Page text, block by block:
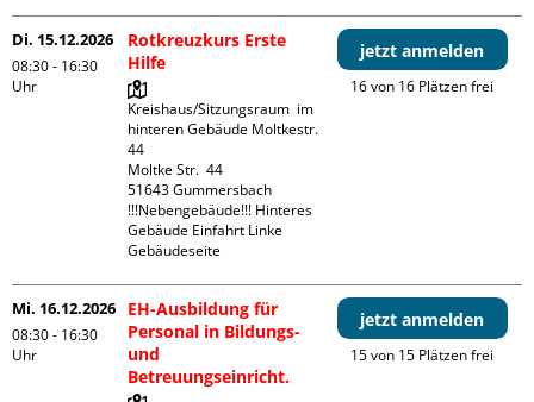
Di. 15.12.2026
08:30 - 16:30
Uhr
Rotkreuzkurs Erste
Hilfe
Kreishaus/Sitzungsraum  im
hinteren Gebäude Moltkestr.
44
Moltke Str.  44
51643 Gummersbach
!!!Nebengebäude!!! Hinteres
Gebäude Einfahrt Linke
Gebäudeseite
jetzt anmelden
16 von 16 Plätzen frei
Mi. 16.12.2026
08:30 - 16:30
Uhr
EH-Ausbildung für
Personal in Bildungs-
und
Betreuungseinricht.
jetzt anmelden
15 von 15 Plätzen frei